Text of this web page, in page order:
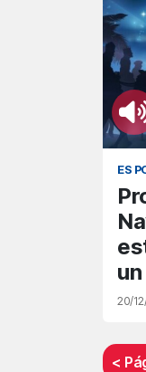
ES
20/
<